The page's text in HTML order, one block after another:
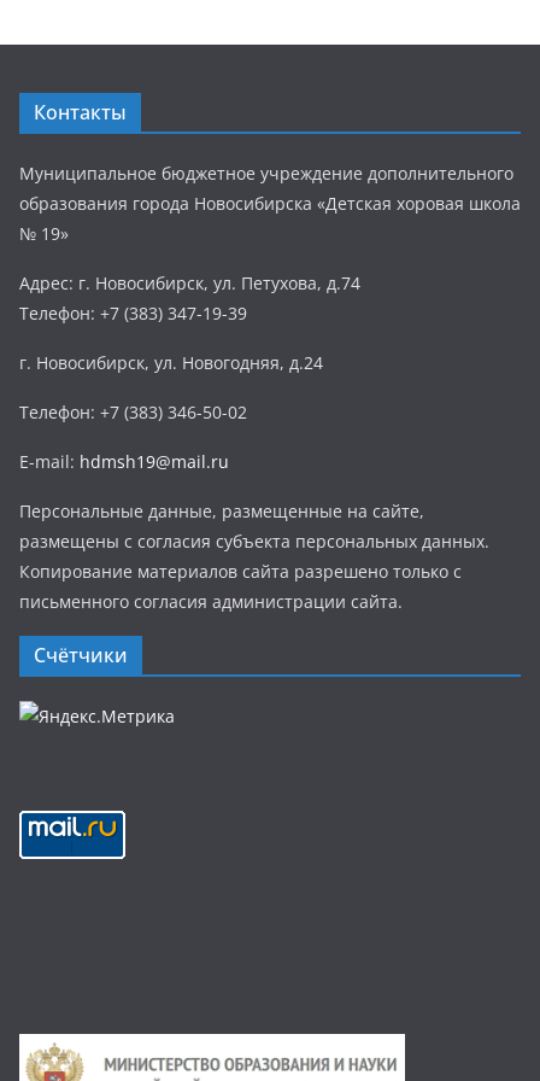
Контакты
Муниципальное бюджетное учреждение дополнительного
образования города Новосибирска «Детская хоровая школа
№ 19»
Адрес: г. Новосибирск, ул. Петухова, д.74
Телефон: +7 (383) 347-19-39
г. Новосибирск, ул. Новогодняя, д.24
Телефон: +7 (383) 346-50-02
E-mail: hdmsh19@mail.ru
Персональные данные, размещенные на сайте,
размещены с согласия субъекта персональных данных.
Копирование материалов сайта разрешено только с
письменного согласия администрации сайта.
Счётчики